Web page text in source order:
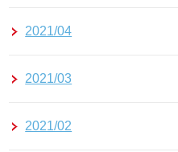
2021/04
2021/03
2021/02